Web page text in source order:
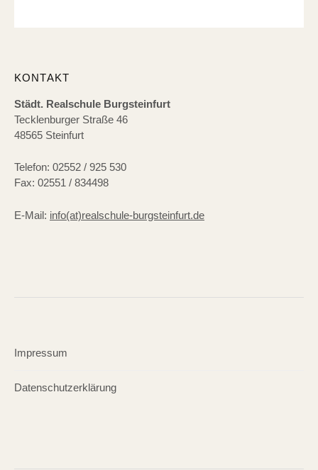
KONTAKT
Städt. Realschule Burgsteinfurt
Tecklenburger Straße 46
48565 Steinfurt
Telefon: 02552 / 925 530
Fax: 02551 / 834498
E-Mail: info(at)realschule-burgsteinfurt.de
Impressum
Datenschutzerklärung